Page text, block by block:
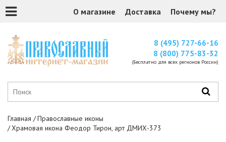
О магазине Доставка Почему мы?
8 (495) 727-66-16
8 (800) 775-83-32
(Бесплатно для всех регионов России)
Главная
Православные иконы
Храмовая икона Фе­одор Ти­рон, арт ДМИХ-373